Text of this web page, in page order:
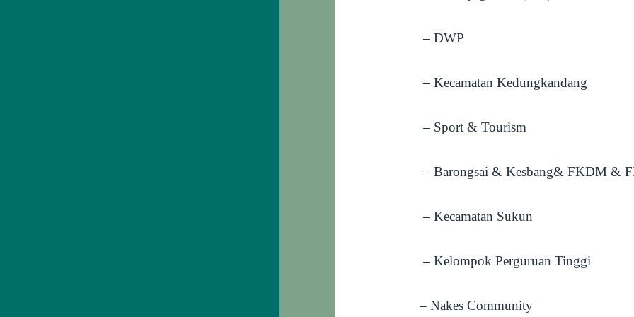
– DWP
– Kecamatan Kedungkandang
– Sport & Tourism
– Barongsai & Kesbang& FKDM &
– Kecamatan Sukun
– Kelompok Perguruan Tinggi
– Nakes Community